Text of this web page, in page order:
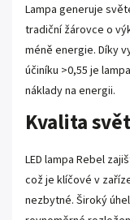
Lampa generuje
tradiční žárovce o
méně energie. Díky
účiníku >0,55 je
náklady na energii.
Kvalita
LED lampa Rebel
což je klíčové v
nezbytné. Široký